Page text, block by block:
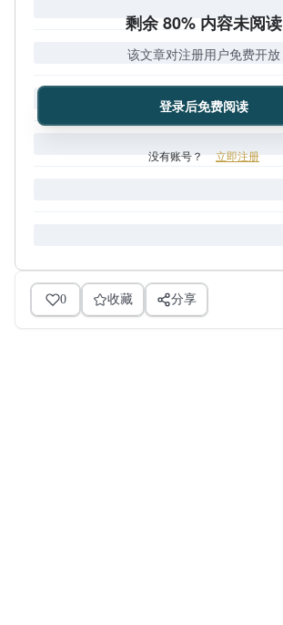
剩余 80% 内容未阅读
该文章对注册用户免费开放
登录后免费阅读
没有账号？ 立即注册
0 收藏 分享